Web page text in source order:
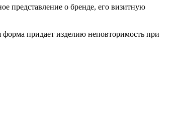
представление о бренде, его визитную
придает изделию неповторимость при